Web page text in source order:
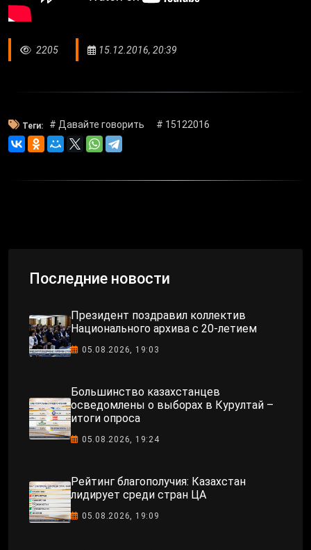
2205 15.12.2016, 20:39
Теги: # Давайте говорить # 15122016
Последние новости
Президент поздравил коллектив
Национального архива с 20-летием
05.08.2026, 19:03
Большинство казахстанцев
осведомлены о выборах в Курултай –
итоги опроса
05.08.2026, 19:24
Рейтинг благополучия: Казахстан
лидирует среди стран ЦА
05.08.2026, 19:09